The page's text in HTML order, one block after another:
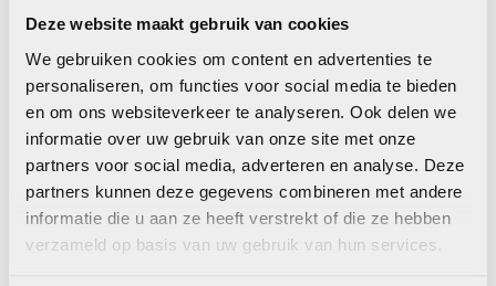
Deze website maakt gebruik van cookies
We gebruiken cookies om content en advertenties te
personaliseren, om functies voor social media te bieden
en om ons websiteverkeer te analyseren. Ook delen we
informatie over uw gebruik van onze site met onze
partners voor social media, adverteren en analyse. Deze
partners kunnen deze gegevens combineren met andere
informatie die u aan ze heeft verstrekt of die ze hebben
verzameld op basis van uw gebruik van hun services.
Marwi achterpad
gh-149 met
schroefset m3x1.0
€23,95
Op voorraad in winkel
versnellingsonderdelen
en accessoires
Marwi achterpad
gh-110 met
schroefset m4x0.7
€18,95
Op voorraad in winkel